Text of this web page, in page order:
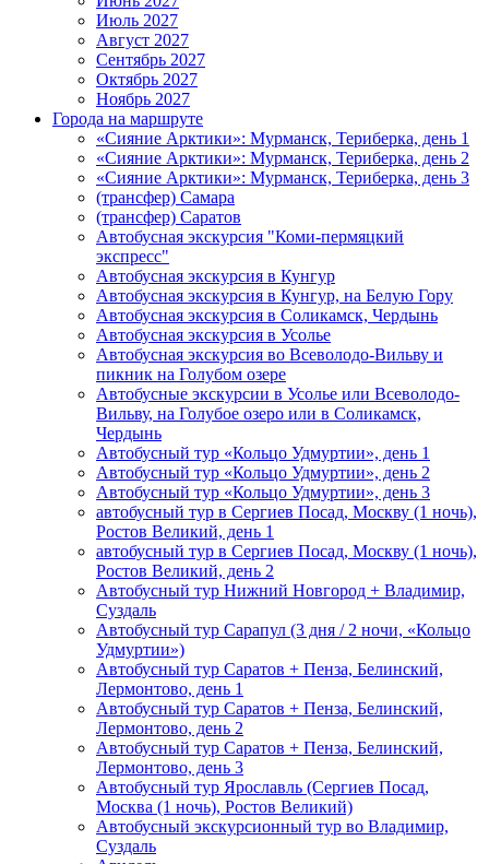
Июль 2027
Август 2027
Сентябрь 2027
Октябрь 2027
Ноябрь 2027
Города на маршруте
«Сияние Арктики»: Мурманск, Териберка, день 1
«Сияние Арктики»: Мурманск, Териберка, день 2
«Сияние Арктики»: Мурманск, Териберка, день 3
(трансфер) Самара
(трансфер) Саратов
Автобусная экскурсия "Коми-пермяцкий
экспресс"
Автобусная экскурсия в Кунгур
Автобусная экскурсия в Кунгур, на Белую Гору
Автобусная экскурсия в Соликамск, Чердынь
Автобусная экскурсия в Усолье
Автобусная экскурсия во Всеволодо-Вильву и
пикник на Голубом озере
Автобусные экскурсии в Усолье или Всеволодо-
Вильву, на Голубое озеро или в Соликамск,
Чердынь
Автобусный тур «Кольцо Удмуртии», день 1
Автобусный тур «Кольцо Удмуртии», день 2
Автобусный тур «Кольцо Удмуртии», день 3
автобусный тур в Сергиев Посад, Москву (1 ночь),
Ростов Великий, день 1
автобусный тур в Сергиев Посад, Москву (1 ночь),
Ростов Великий, день 2
Автобусный тур Нижний Новгород + Владимир,
Суздаль
Автобусный тур Сарапул (3 дня / 2 ночи, «Кольцо
Удмуртии»)
Автобусный тур Саратов + Пенза, Белинский,
Лермонтово, день 1
Автобусный тур Саратов + Пенза, Белинский,
Лермонтово, день 2
Автобусный тур Саратов + Пенза, Белинский,
Лермонтово, день 3
Автобусный тур Ярославль (Сергиев Посад,
Москва (1 ночь), Ростов Великий)
Автобусный экскурсионный тур во Владимир,
Суздаль